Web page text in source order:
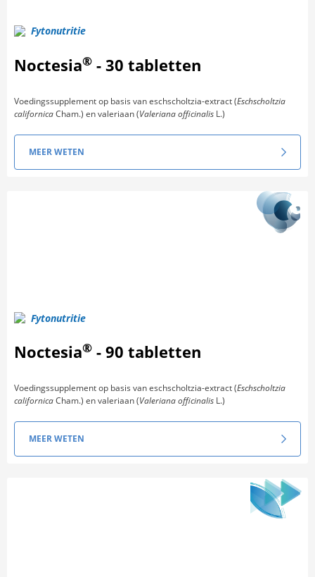
Fytonutritie
Noctesia® - 30 tabletten
Voedingssupplement op basis van eschscholtzia-extract (Eschscholtzia
californicaCham.) en valeriaan (Valeriana officinalis L.)
MEER WETEN
Fytonutritie
Noctesia® - 90 tabletten
Voedingssupplement op basis van eschscholtzia-extract (Eschscholtzia
californicaCham.) en valeriaan (Valeriana officinalis L.)
MEER WETEN